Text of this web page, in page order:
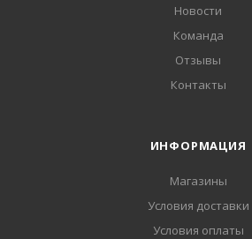
Новости
Команда
Отзывы
Контакты
ИНФОРМАЦИЯ
Магазины
Условия доставки
Условия оплаты